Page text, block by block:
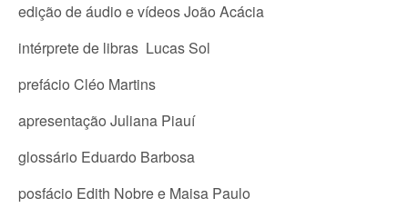
edição de áudio e vídeos João Acácia
intérprete de libras Lucas Sol
prefácio Cléo Martins
apresentação Juliana Piauí
glossário Eduardo Barbosa
posfácio Edith Nobre e Maisa Paulo